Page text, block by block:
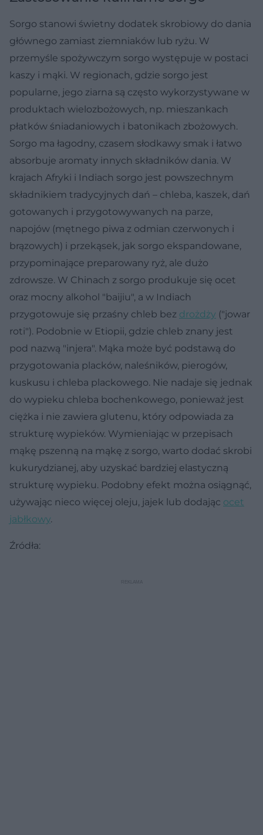
Sorgo stanowi świetny dodatek skrobiowy do dania
głównego zamiast ziemniaków lub ryżu. W
przemyśle spożywczym sorgo występuje w postaci
kaszy i mąki. W regionach, gdzie sorgo jest
popularne, jego ziarna są często wykorzystywane w
produktach wielozbożowych, np. mieszankach
płatków śniadaniowych i batonikach zbożowych.
Sorgo ma łagodny, czasem słodkawy smak i łatwo
absorbuje aromaty innych składników dania. W
krajach Afryki i Indiach sorgo jest powszechnym
składnikiem tradycyjnych dań – chleba, kaszek, dań
gotowanych i przygotowywanych na parze,
napojów (mętnego piwa z odmian czerwonych i
brązowych) i przekąsek, jak sorgo ekspandowane,
przypominające preparowany ryż, ale dużo
zdrowsze. W Chinach z sorgo produkuje się ocet
oraz mocny alkohol "baijiu", a w Indiach
przygotowuje się przaśny chleb bez drożdży ("jowar
roti"). Podobnie w Etiopii, gdzie chleb znany jest
pod nazwą "injera". Mąka może być podstawą do
przygotowania placków, naleśników, pierogów,
kuskusu i chleba plackowego. Nie nadaje się jednak
do wypieku chleba bochenkowego, ponieważ jest
ciężka i nie zawiera glutenu, który odpowiada za
strukturę wypieków. Wymieniając w przepisach
mąkę pszenną na mąkę z sorgo, warto dodać skrobi
kukurydzianej, aby uzyskać bardziej elastyczną
strukturę wypieku. Podobny efekt można osiągnąć,
używając nieco więcej oleju, jajek lub dodając ocet
jabłkowy.
Źródła: